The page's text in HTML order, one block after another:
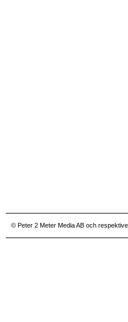
© Peter 2 Meter Media AB och